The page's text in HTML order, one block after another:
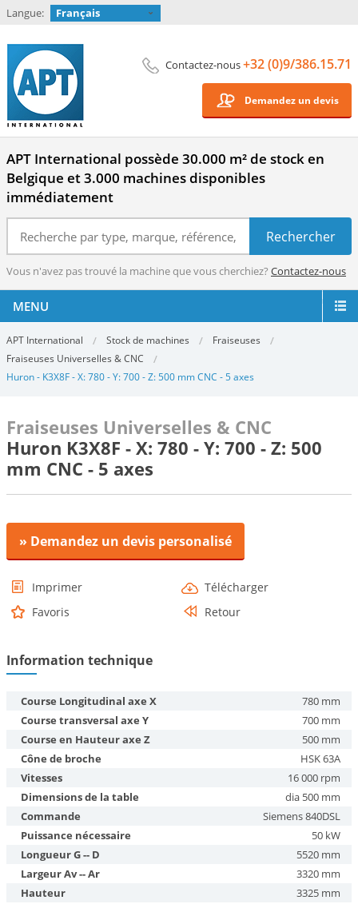
Langue: Français
Contactez-nous+32 (0)9/386.15.71
Demandez un devis
APT International possède 30.000 m² de stock en
Belgique et 3.000 machines disponibles
immédiatement
Vous n'avez pas trouvé la machine que vous cherchiez? Contactez-nous
MENU
APT International Stock de machines
Fraiseuses
Fraiseuses Universelles & CNC
Huron - K3X8F - X: 780 - Y: 700 - Z: 500 mm CNC - 5 axes
Fraiseuses Universelles & CNC
Huron K3X8F - X: 780 - Y: 700 - Z: 500
mm CNC - 5 axes
» Demandez un devis personalisé
Imprimer
Télécharger
Favoris
Retour
Information technique
Course Longitudinal axe X
780 mm
Course transversal axe Y
700 mm
Course en Hauteur axe Z
500 mm
Cône de broche
HSK 63A
Vitesses
16 000 rpm
Dimensions de la table
dia 500 mm
Commande
Siemens 840DSL
Puissance nécessaire
50 kW
Longueur G -- D
5520 mm
Largeur Av -- Ar
3320 mm
Hauteur
3325 mm